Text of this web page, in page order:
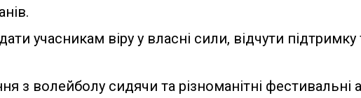
учасникам віру у власні сили, відчути
з волейболу сидячи та різноманітні фестивальні